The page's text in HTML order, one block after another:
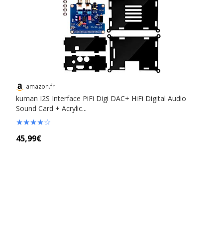
amazon.fr
kuman I2S Interface PiFi Digi DAC+ HiFi Digital Audio
Sound Card + Acrylic...
★★★★☆
45,99€